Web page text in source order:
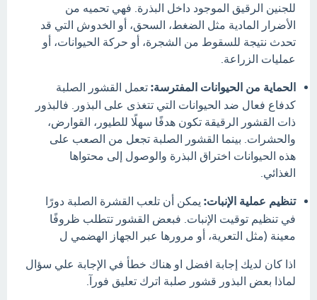
للجنين الرقيق الموجود داخل البذرة. فهي تحميه من
الأضرار المادية مثل الضغط، السحق، أو الخدوش التي قد
تحدث نتيجة للسقوط من الشجرة، أو حركة الحيوانات، أو
عمليات الزراعة.
الحماية من الحيوانات المفترسة: تعمل القشور الصلبة
كدفاع فعال ضد الحيوانات التي تتغذى على البذور.
فالبذور
ذات القشور الرقيقة تكون هدفًا سهلًا للطيور، القوارض،
والحشرات. بينما القشور الصلبة تجعل من الصعب على
هذه الحيوانات اختراق البذرة والوصول إلى محتواها
الغذائي.
تنظيم عملية الإنبات: يمكن أن تلعب القشرة الصلبة دورًا
في تنظيم توقيت الإنبات. فبعض القشور تتطلب ظروفًا
معينة (مثل التعرية، أو مرورها عبر الجهاز الهضمي ل
اذا كان لديك إجابة افضل او هناك خطأ في الإجابة علي سؤال
لماذا بعض البذور قشور صلبة اترك تعليق فورآ.